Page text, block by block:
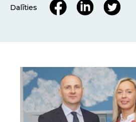
Dalīties